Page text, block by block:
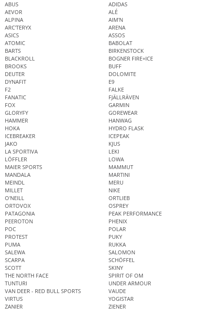
ABUS
ADIDAS
AEVOR
ALÉ
ALPINA
AIM'N
ARC'TERYX
ARENA
ASICS
ASSOS
ATOMIC
BABOLAT
BARTS
BIRKENSTOCK
BLACKROLL
BOGNER FIRE+ICE
BROOKS
BUFF
DEUTER
DOLOMITE
DYNAFIT
E9
F2
FALKE
FANATIC
FJÄLLRÄVEN
FOX
GARMIN
GLORYFY
GOREWEAR
HAMMER
HANWAG
HOKA
HYDRO FLASK
ICEBREAKER
ICEPEAK
JAKO
KJUS
LA SPORTIVA
LEKI
LÖFFLER
LOWA
MAIER SPORTS
MAMMUT
MANDALA
MARTINI
MEINDL
MERU
MILLET
NIKE
O'NEILL
ORTLIEB
ORTOVOX
OSPREY
PATAGONIA
PEAK PERFORMANCE
PEEROTON
PHENIX
POC
POLAR
PROTEST
PUKY
PUMA
RUKKA
SALEWA
SALOMON
SCARPA
SCHÖFFEL
SCOTT
SKINY
THE NORTH FACE
SPIRIT OF OM
TUNTURI
UNDER ARMOUR
VAN DEER - RED BULL SPORTS
VAUDE
VIRTUS
YOGISTAR
ZANIER
ZIENER